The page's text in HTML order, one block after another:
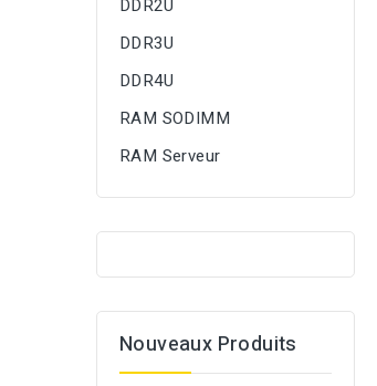
DDR2U
DDR3U
DDR4U
RAM SODIMM
RAM Serveur
Nouveaux Produits